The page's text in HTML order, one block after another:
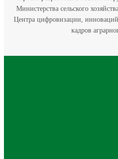
Министерства сельского
Центра цифровизации,
кадров